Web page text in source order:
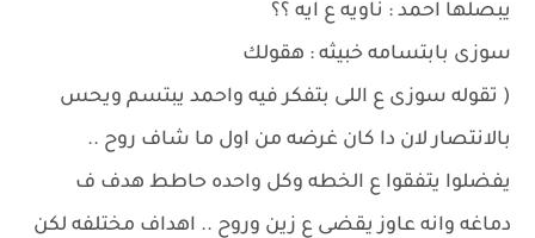
يبصلها احمد : ناويه ع ايه ؟؟
سوزى بابتسامه خبيثه : هقولك
( تقوله سوزى ع اللى بتفكر فيه واحمد يبتسم ويحس
بالانتصار لان دا كان غرضه من اول ما شاف روح ..
يفضلوا يتفقوا ع الخطه وكل واحده حاطط هدف ف
دماغه وانه عاوز يقضى ع زين وروح .. اهداف مختلفه لكن